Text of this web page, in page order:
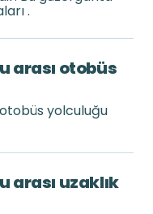
.
arası otobüs
yolculuğu
arası uzaklık